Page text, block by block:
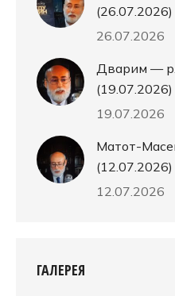
(26.07.2026)
26.07.2026
Дварим —
(19.07.2026)
19.07.2026
Матот-
(12.07.2026)
12.07.2026
ГАЛЕРЕЯ